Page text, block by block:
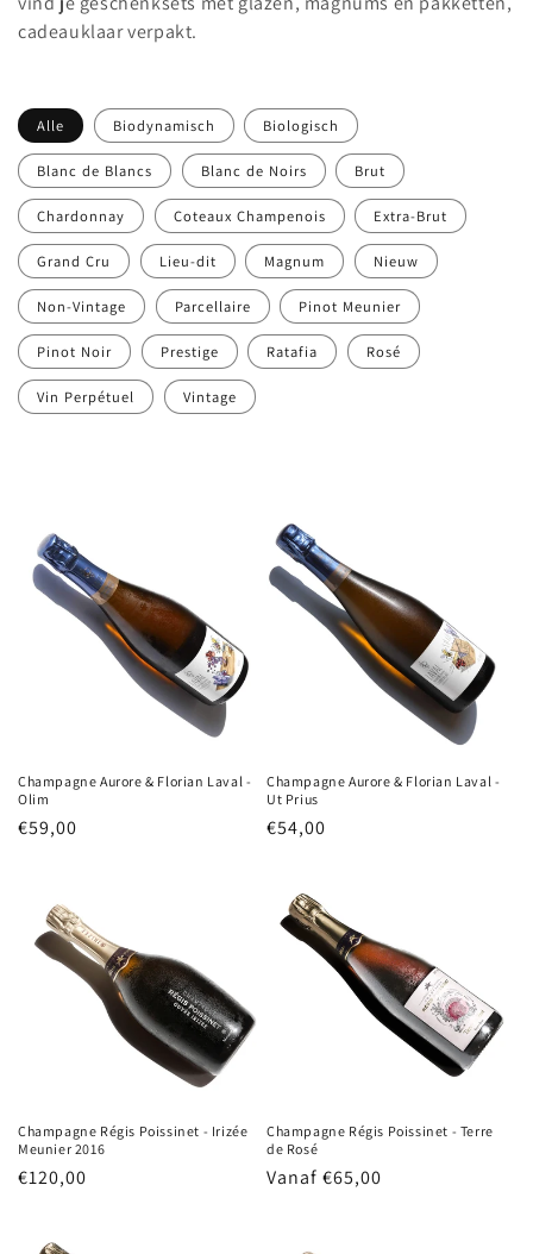
e
cadeauklaar verpakt.
Alle Biodynamisch Biologisch
Blanc de Blancs Blanc de Noirs Brut
Chardonnay Coteaux Champenois Extra-Brut
Grand Cru Lieu-dit Magnum Nieuw
Non-Vintage Parcellaire Pinot Meunier
Pinot Noir Prestige Ratafia Rosé
Vin Perpétuel Vintage
Champagne Aurore & Florian Laval -
Olim
Normale
€59,00
Champagne Aurore & Florian Laval -
Ut Prius
Normale
€54,00
Champagne Régis Poissinet - Irizée
Meunier 2016
Normale
€120,00
Champagne Régis Poissinet - Terre
de Rosé
Normale
Vanaf €65,00